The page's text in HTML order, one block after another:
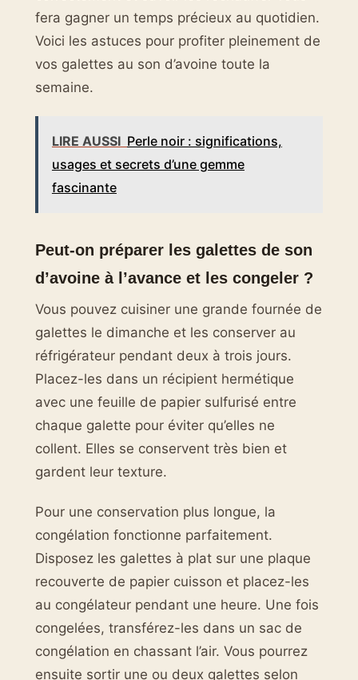
fera gagner un temps précieux au quotidien.
Voici les astuces pour profiter pleinement de
vos galettes au son d’avoine toute la
semaine.
LIRE AUSSI Perle noir : significations,
usages et secrets d’une gemme
fascinante
Peut-on préparer les galettes de son
d’avoine à l’avance et les congeler ?
Vous pouvez cuisiner une grande fournée de
galettes le dimanche et les conserver au
réfrigérateur pendant deux à trois jours.
Placez-les dans un récipient hermétique
avec une feuille de papier sulfurisé entre
chaque galette pour éviter qu’elles ne
collent. Elles se conservent très bien et
gardent leur texture.
Pour une conservation plus longue, la
congélation fonctionne parfaitement.
Disposez les galettes à plat sur une plaque
recouverte de papier cuisson et placez-les
au congélateur pendant une heure. Une fois
congelées, transférez-les dans un sac de
congélation en chassant l’air. Vous pourrez
ensuite sortir une ou deux galettes selon